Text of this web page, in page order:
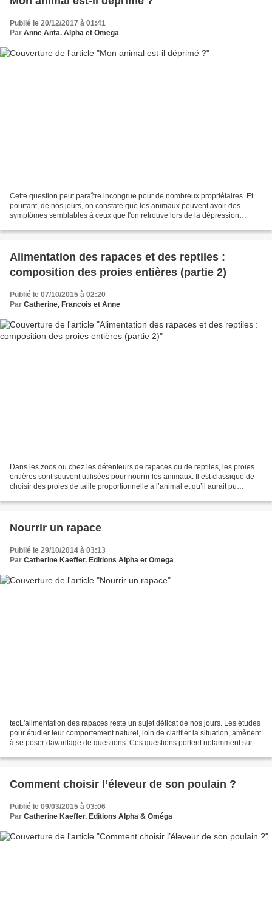
Publié le 20/12/2017 à 01:41
Par Anne Anta. Alpha et Omega
Cette question peut paraître incongrue pour de nombreux propriétaires. Et
pourtant, de nos jours, on constate que les animaux peuvent avoir des
symptômes semblables à ceux que l'on retrouve lors de la dépression
Alimentation des rapaces et des reptiles :
composition des proies entières (partie 2)
Publié le 07/10/2015 à 02:20
Par Catherine, Francois et Anne
Dans les zoos ou chez les détenteurs de rapaces ou de reptiles, les proies
entières sont souvent utilisées pour nourrir les animaux. Il est classique de
choisir des proies de taille proportionnelle à l’animal et qu’il aurait pu
Nourrir un rapace
Publié le 29/10/2014 à 03:13
Par Catherine Kaeffer. Editions Alpha et Omega
tecL'alimentation des rapaces reste un sujet délicat de nos jours. Les études
pour étudier leur comportement naturel, loin de clarifier la situation, amènent
à se poser davantage de questions. Ces questions portent notamment sur
Comment choisir l’éleveur de son poulain ?
Publié le 09/03/2015 à 03:06
Par Catherine Kaeffer. Editions Alpha & Oméga